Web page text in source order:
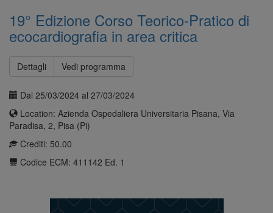
19° Edizione Corso Teorico-Pratico di
ecocardiografia in area critica
Dettagli Vedi programma
Dal 25/03/2024 al 27/03/2024
Location: Azienda Ospedaliera Universitaria Pisana, Via
Paradisa, 2, Pisa (Pi)
Crediti: 50.00
Codice ECM: 411142 Ed. 1